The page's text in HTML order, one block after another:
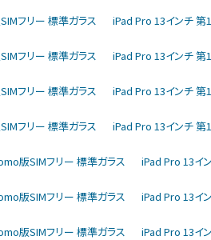
フリー 標準ガラス iPad Pro 13インチ 第
フリー 標準ガラス iPad Pro 13インチ 第
フリー 標準ガラス iPad Pro 13インチ 第
フリー 標準ガラス iPad Pro 13インチ
版SIMフリー 標準ガラス iPad Pro 13イ
版SIMフリー 標準ガラス iPad Pro 13イ
版SIMフリー 標準ガラス iPad Pro 13イ